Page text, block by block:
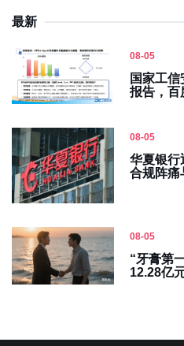
最新
08-05
国家工
报告，百
08-05
华夏银行
合规阵痛
08-05
“牙膏第
12.28亿